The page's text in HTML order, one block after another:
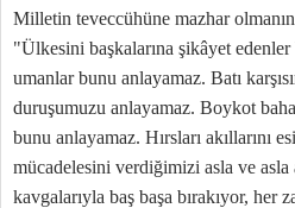
Milletin teveccühüne mazhar
"Ülkesini başkalarına şikâyet
umanlar bunu anlayamaz. Batı
duruşumuzu anlayamaz. Boykot
bunu anlayamaz. Hırsları akıllarını
mücadelesini verdiğimizi asla ve
kavgalarıyla baş başa bırakıyor,